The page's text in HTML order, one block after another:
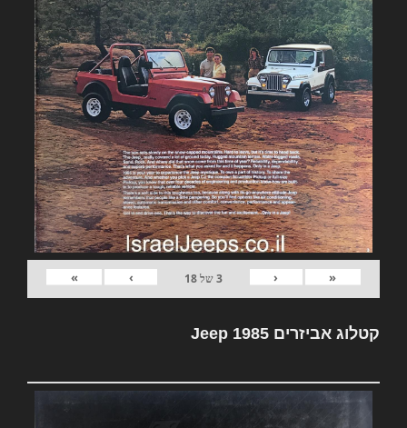
«
‹
3של18
›
»
קטלוג אביזרים Jeep 1985